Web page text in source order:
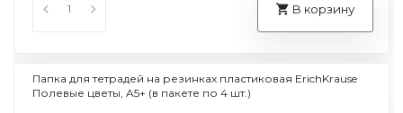
В корзину
Папка для тетрадей на резинках пластиковая ErichKrause
Полевые цветы, A5+ (в пакете по 4 шт.)